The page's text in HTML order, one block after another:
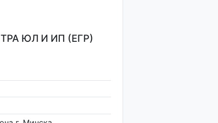
ЮЛ И ИП (ЕГР)